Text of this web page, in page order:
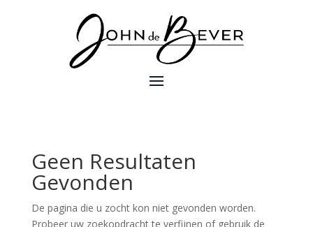
Geen Resultaten
Gevonden
De pagina die u zocht kon niet gevonden worden.
Probeer uw zoekopdracht te verfijnen of gebruik de